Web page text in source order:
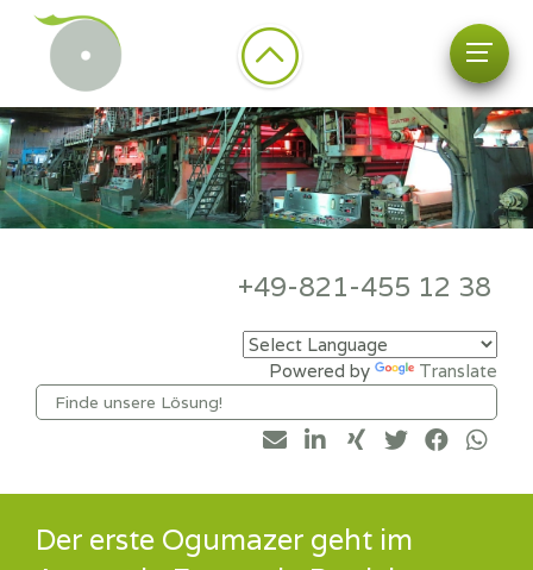
+49-821-455 12 38
Powered by Translate
Der erste Ogumazer geht im